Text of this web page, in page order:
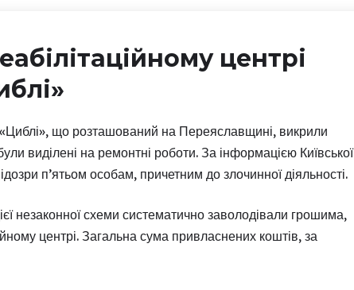
центрі
«Циблі», що розташований на Переяславщині, викрили
виділені на ремонтні роботи. За інформацією Київської
п’ятьом особам, причетним до злочинної діяльності.
незаконної схеми систематично заволодівали грошима,
центрі. Загальна сума привласнених коштів, за